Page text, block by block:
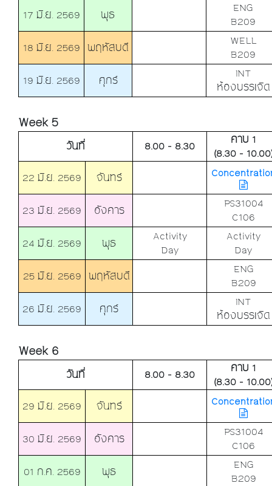
17 มิ.ย. 2569
พุธ
ENG
B209
18 มิ.ย. 2569 พฤหัสบดี
WELL
B209
19 มิ.ย. 2569
ศุกร์
INT
ห้องบรรเจิด
Week 5
วันที่ 8.00 - 8.30
คาบ 1
(8.30 -
22 มิ.ย. 2569
จันทร์
23 มิ.ย. 2569 อังคาร
PS31004
C106
24 มิ.ย. 2569
พุธ
Activity
Day
Activity
Day
25 มิ.ย. 2569 พฤหัสบดี
ENG
B209
26 มิ.ย. 2569
ศุกร์
INT
ห้องบรรเจิด
Week 6
วันที่ 8.00 - 8.30
คาบ 1
(8.30 -
29 มิ.ย. 2569
จันทร์
30 มิ.ย. 2569 อังคาร
PS31004
C106
01 ก.ค. 2569
พุธ
ENG
B209